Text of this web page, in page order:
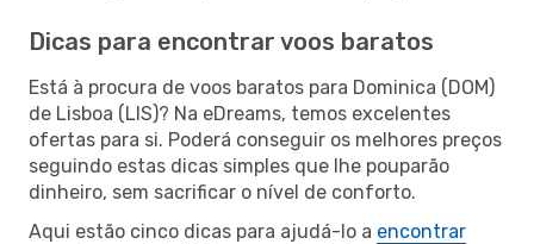
Dicas para encontrar voos baratos
Está à procura de voos baratos para Dominica (DOM)
de Lisboa (LIS)? Na eDreams, temos excelentes
ofertas para si. Poderá conseguir os melhores preços
seguindo estas dicas simples que lhe pouparão
dinheiro, sem sacrificar o nível de conforto.
Aqui estão cinco dicas para ajudá-lo a encontrar